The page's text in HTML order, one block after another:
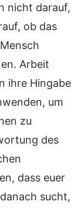
nicht darauf,
ob das
Arbeit
ihre Hingabe
um
zu
des
dass euer
sucht,